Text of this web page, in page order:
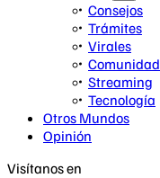
Consejos
Trámites
Virales
Comunidad
Streaming
Tecnología
Otros Mundos
Opinión
Visítanos en